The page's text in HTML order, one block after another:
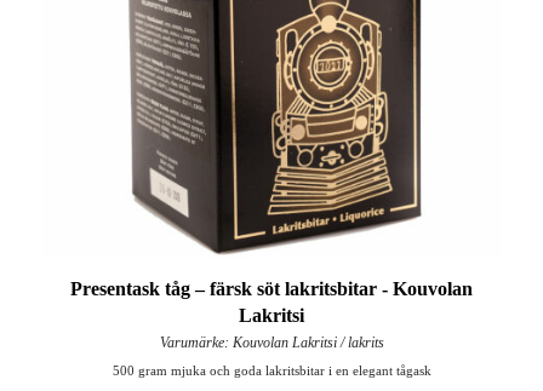
Presentask tåg – färsk söt lakritsbitar - Kouvolan
Lakritsi
Varumärke: Kouvolan Lakritsi / lakrits
500 gram mjuka och goda lakritsbitar i en elegant tågask